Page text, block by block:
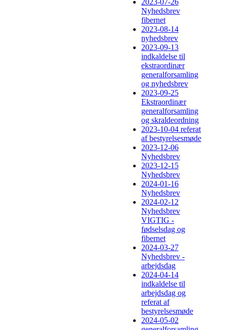
Nyhedsbrev
fibernet
2023-08-14
nyhedsbrev
2023-09-13
indkaldelse til
ekstraordinær
generalforsamling
og nyhedsbrev
2023-09-25
Ekstraordinær
generalforsamling
og skraldeordning
2023-10-04 referat
af bestyrelsesmøde
2023-12-06
Nyhedsbrev
2023-12-15
Nyhedsbrev
2024-01-16
Nyhedsbrev
2024-02-12
Nyhedsbrev
VIGTIG -
fødselsdag og
fibernet
2024-03-27
Nyhedsbrev -
arbejdsdag
2024-04-14
indkaldelse til
arbejdsdag og
referat af
bestyrelsesmøde
2024-05-02